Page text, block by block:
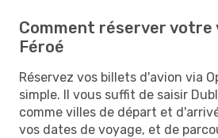
Comment réserver votre
Féroé
Réservez vos billets d'avion via
simple. Il vous suffit de saisir
comme villes de départ et
vos dates de voyage, et de